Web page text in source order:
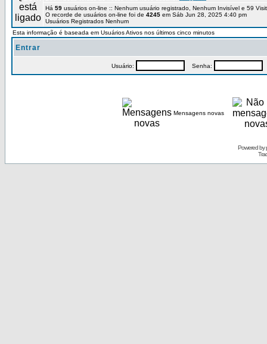
Há 59 usuários on-line :: Nenhum usuário registrado, Nenhum Invisível e 59
O recorde de usuários on-line foi de 4245 em Sáb Jun 28, 2025 4:40 pm
Usuários Registrados Nenhum
Esta informação é baseada em Usuários Ativos nos últimos cinco minutos
Entrar
Usuário: Senha:
Mensagens novas
Powered by